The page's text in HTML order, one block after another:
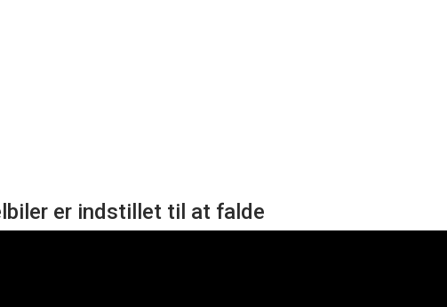
er indstillet til at falde